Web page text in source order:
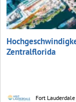
Zentralflorida
Fort Lauderdale